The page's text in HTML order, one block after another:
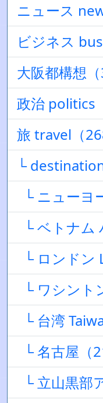
ニュース
ビジネス
大阪都構想（
政治 politics
旅 travel（
└
└ ニューヨ
└ ベトナム
└ ロンドン
└ ワシント
└ 台湾
└ 名古屋（
└ 立山黒部